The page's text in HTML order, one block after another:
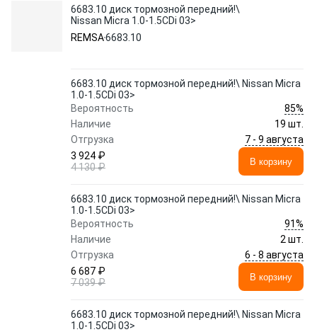
6683.10 диск тормозной передний!\
Nissan Micra 1.0-1.5CDi 03>
REMSA6683.10
6683.10 диск тормозной передний!\ Nissan Micra
1.0-1.5CDi 03>
Вероятность
85%
Наличие
19 шт.
Отгрузка
7 - 9 августа
3 924 ₽
4 130 ₽
В корзину
6683.10 диск тормозной передний!\ Nissan Micra
1.0-1.5CDi 03>
Вероятность
91%
Наличие
2 шт.
Отгрузка
6 - 8 августа
6 687 ₽
7 039 ₽
В корзину
6683.10 диск тормозной передний!\ Nissan Micra
1.0-1.5CDi 03>